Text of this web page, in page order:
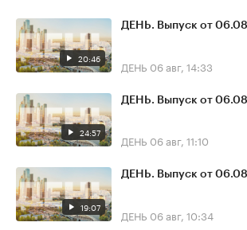
20:46
ДЕНЬ. Выпуск от
ДЕНЬ 06 авг, 14:33
24:57
ДЕНЬ. Выпуск от
ДЕНЬ 06 авг, 11:10
19:07
ДЕНЬ. Выпуск от
ДЕНЬ 06 авг, 10:34